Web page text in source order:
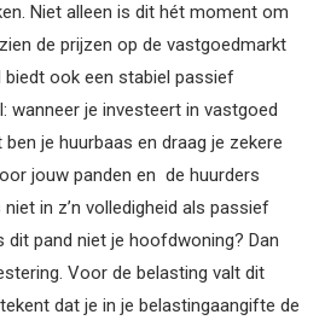
Niet alleen is dit hét moment om
de prijzen op de vastgoedmarkt
biedt ook een stabiel passief
wanneer je investeert in vastgoed
je huurbaas en draag je zekere
jouw panden en de huurders
in z’n volledigheid als passief
dit pand niet je hoofdwoning? Dan
Voor de belasting valt dit
dat je in je belastingaangifte de